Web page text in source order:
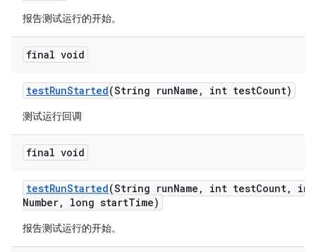
报告测试运行的开始。
final void
testRunStarted(String runName , int testCount)
测试运行回调
final void
testRunStarted(String runName , int testCount,
int
Number, long startTime)
报告测试运行的开始。